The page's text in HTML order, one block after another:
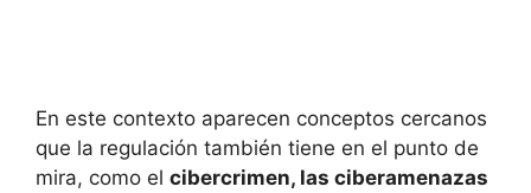
En este contexto aparecen conceptos cercanos
que la regulación también tiene en el punto de
mira, como el cibercrimen, las ciberamenazas